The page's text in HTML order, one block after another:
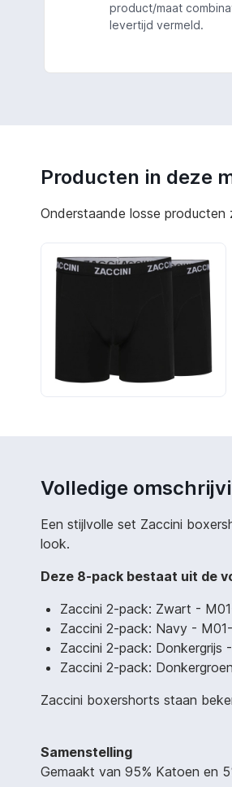
product/maat
levertijd vermeld.
Producten in deze
Onderstaande losse producten
Volledige
Een stijlvolle set Zaccini
look.
Deze 8-pack bestaat uit de
Zaccini 2-pack: Zwart -
Zaccini 2-pack: Navy -
Zaccini 2-pack: Donkergrijs
Zaccini 2-pack:
Zaccini boxershorts staan
Samenstelling
Gemaakt van 95% Katoen en